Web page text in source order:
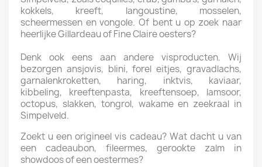
kokkels, kreeft, langoustine, mosselen,
scheermessen en vongole. Of bent u op zoek naar
heerlijke Gillardeau of Fine Claire oesters?
Denk ook eens aan andere visproducten. Wij
bezorgen ansjovis, blini, forel eitjes, gravadlachs,
garnalenkroketten, haring, inktvis, kaviaar,
kibbeling, kreeftenpasta, kreeftensoep, lamsoor,
octopus, slakken, tongrol, wakame en zeekraal in
Simpelveld.
Zoekt u een origineel vis cadeau? Wat dacht u van
een cadeaubon, fileermes, gerookte zalm in
showdoos of een oestermes?